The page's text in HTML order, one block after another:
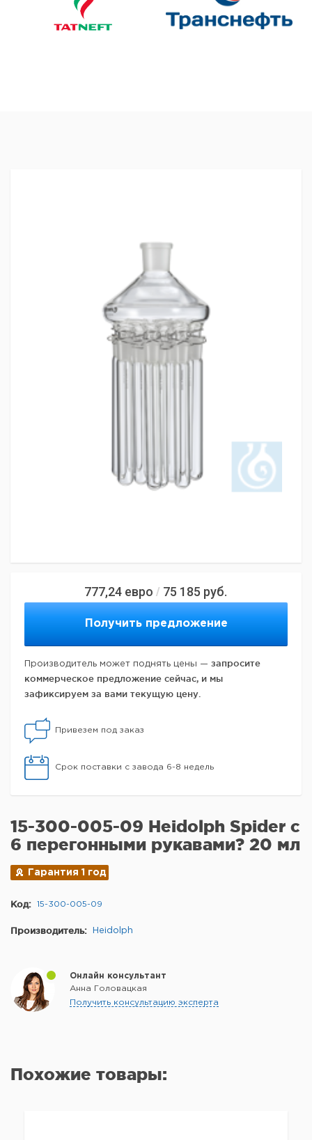
777,24 евро / 75 185 руб.
Получить предложение
Производитель может поднять цены — запросите
коммерческое предложение сейчас, и мы
зафиксируем за вами текущую цену.
Привезем под заказ
Срок поставки с завода 6-8 недель
15-300-005-09 Heidolph Spider с
6 перегонными рукавами? 20 мл
Гарантия 1 год
Код: 15-300-005-09
Производитель: Heidolph
Онлайн консультант
Анна Головацкая
Получить консультацию эксперта
Похожие товары: